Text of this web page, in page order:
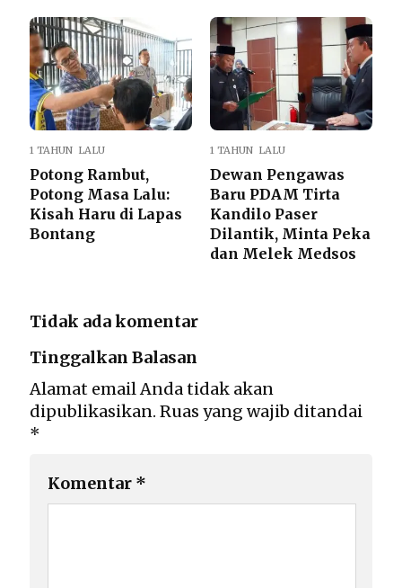
1 TAHUN LALU
Potong Rambut,
Potong Masa Lalu:
Kisah Haru di Lapas
Bontang
1 TAHUN LALU
Dewan Pengawas
Baru PDAM Tirta
Kandilo Paser
Dilantik, Minta Peka
dan Melek Medsos
Tidak ada komentar
Tinggalkan Balasan
Alamat email Anda tidak akan
dipublikasikan. Ruas yang wajib ditandai
*
Komentar *